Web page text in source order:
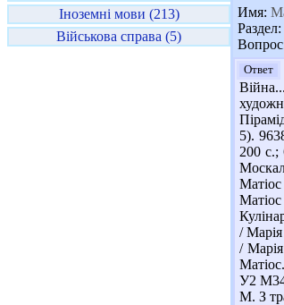
Іноземні мови (213)
Військова справа (5)
Имя:
Раздел:
Ответ
5).
200
/
/
У2 М34
М. З